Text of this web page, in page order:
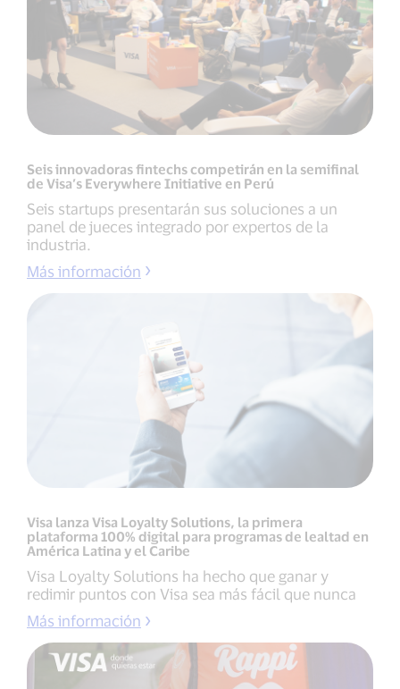
Seis innovadoras fintechs competirán en la semifinal
de Visa’s Everywhere Initiative en Perú
Seis startups presentarán sus soluciones a un
panel de jueces integrado por expertos de la
industria.
Más información
Visa lanza Visa Loyalty Solutions, la primera
plataforma 100% digital para programas de lealtad en
América Latina y el Caribe
Visa Loyalty Solutions ha hecho que ganar y
redimir puntos con Visa sea más fácil que nunca
Más información